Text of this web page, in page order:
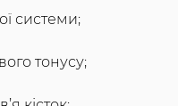
системи;
тонусу;